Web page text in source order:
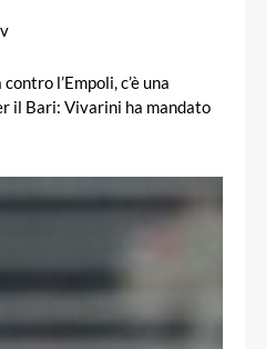
l’Empoli, c’è una
il Bari: Vivarini ha mandato